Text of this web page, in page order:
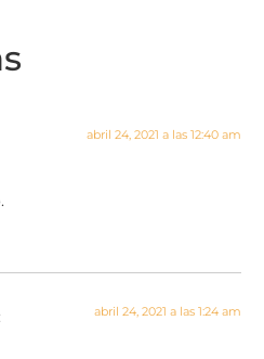
abril 24, 2021 a las 12:40 am
abril 24, 2021 a las 1:24 am